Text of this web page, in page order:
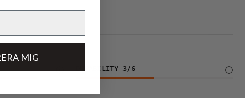
DURABILITY 3/6
MIG